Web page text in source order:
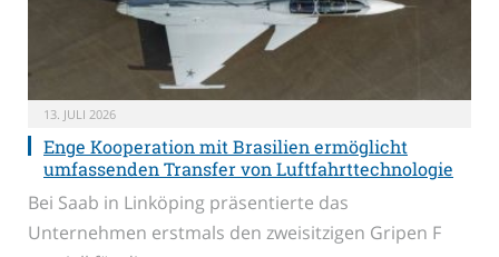
13. JULI 2026
Enge Kooperation mit Brasilien ermöglicht
umfassenden Transfer von Luftfahrttechnologie
Bei Saab in Linköping präsentierte das
Unternehmen erstmals den zweisitzigen Gripen F